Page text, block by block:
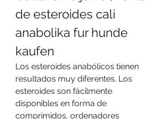
de esteroides cali
anabolika fur hunde
kaufen
Los esteroides anabólicos tienen
resultados muy diferentes. Los
esteroides son fácilmente
disponibles en forma de
comprimidos, ordenadores